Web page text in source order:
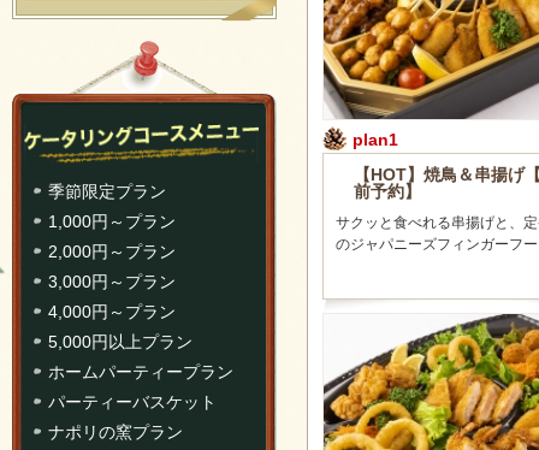
季節限定プラン
1,000円～プラン
2,000円～プラン
3,000円～プラン
4,000円～プラン
5,000円以上プラン
ホームパーティープラン
パーティーバスケット
ナポリの窯プラン
plan1
【HOT】焼鳥＆串揚げ
前予約】
サクッと食べれる串揚げと、
のジャパニーズフィンガーフ